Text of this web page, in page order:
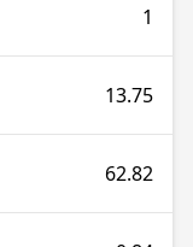
1
13.75
62.82